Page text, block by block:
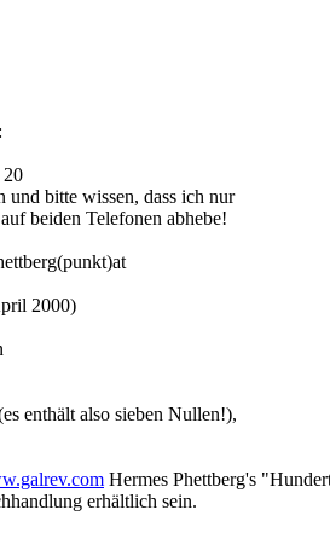
20
und bitte wissen, dass ich nur
beiden Telefonen abhebe!
(punkt)at
2000)
enthält also sieben Nullen!),
Hermes Phettberg's
erhältlich sein.